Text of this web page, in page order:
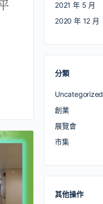
2021 年 5 月
2020 年 12 月
分類
Uncategorized
創業
展覽會
市集
其他操作